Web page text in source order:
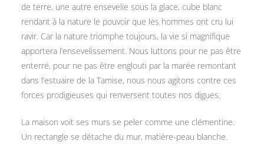
de terre, une autre ensevelie sous la glace, cube blanc
rendant à la nature le pouvoir que les hommes ont cru lui
ravir. Car la nature triomphe toujours, la vie si magnifique
apportera l’ensevelissement. Nous luttons pour ne pas être
enterré, pour ne pas être englouti par la marée remontant
dans l’estuaire de la Tamise, nous nous agitons contre ces
forces prodigieuses qui renversent toutes nos digues.
La maison voit ses murs se peler comme une clémentine.
Un rectangle se détache du mur, matière-peau blanche.